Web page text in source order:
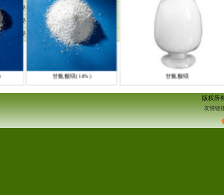
天门冬氨酸螯合镁（40%，粉末）
天门冬氨酸螯合锌（40%，粉末）
天门冬氨酸螯合钾（40%）
甘氨酸镁(14%) 甘氨酸镁
版权所
友情链